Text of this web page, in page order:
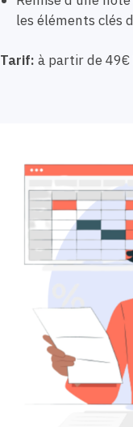
les éléments clés
Tarif: à partir de 49€